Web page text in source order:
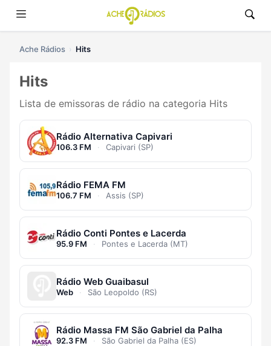
Ache Rádios Hits
Hits
Lista de emissoras de rádio na categoria Hits
Rádio Alternativa Capivari
106.3 FM · Capivari (SP)
Rádio FEMA FM
106.7 FM · Assis (SP)
Rádio Conti Pontes e Lacerda
95.9 FM · Pontes e Lacerda (MT)
Rádio Web Guaibasul
Web · São Leopoldo (RS)
Rádio Massa FM São Gabriel da Palha
92.3 FM · São Gabriel da Palha (ES)